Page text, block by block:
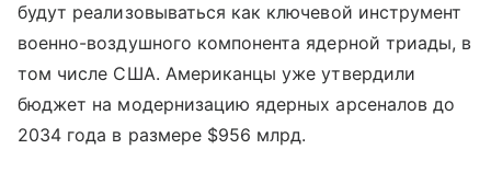
будут реализовываться как ключевой инструмент
военно-воздушного компонента ядерной триады, в
том числе США. Американцы уже утвердили
бюджет на модернизацию ядерных арсеналов до
2034 года в размере $956 млрд.